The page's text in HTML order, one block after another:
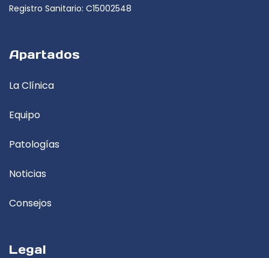
Registro Sanitario: C15002548
Apartados
La Clínica
Equipo
Patologías
Noticias
Consejos
Legal